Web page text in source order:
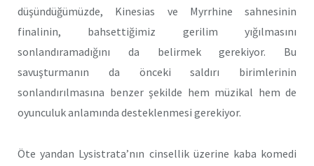
düşündüğümüzde, Kinesias ve Myrrhine sahnesinin
finalinin, bahsettiğimiz gerilim yığılmasını
sonlandıramadığını da belirmek gerekiyor. Bu
savuşturmanın da önceki saldırı birimlerinin
sonlandırılmasına benzer şekilde hem müzikal hem de
oyunculuk anlamında desteklenmesi gerekiyor.
Öte yandan Lysistrata’nın cinsellik üzerine kaba komedi